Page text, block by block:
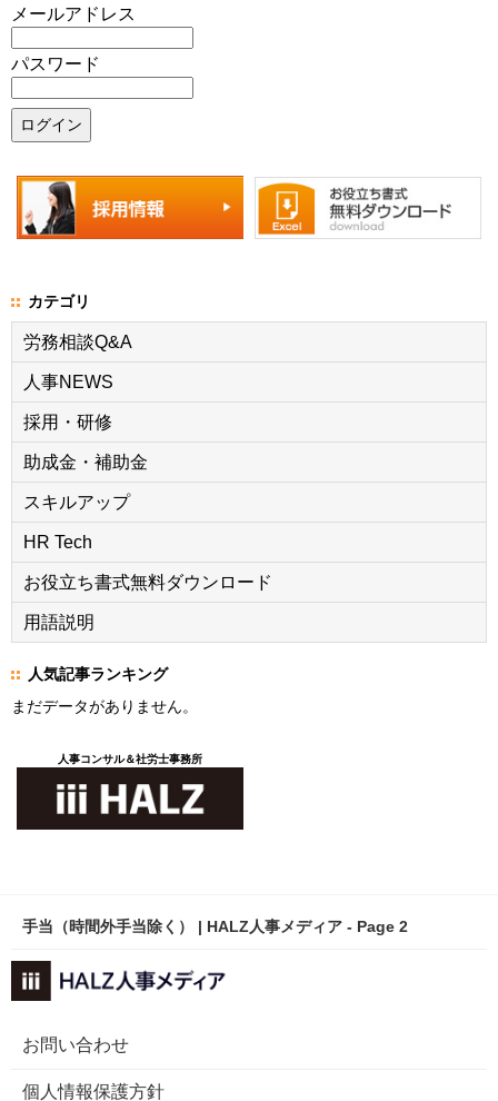
メールアドレス
パスワード
カテゴリ
労務相談Q&A
人事NEWS
採用・研修
助成金・補助金
スキルアップ
HR Tech
お役立ち書式無料ダウンロード
用語説明
人気記事ランキング
まだデータがありません。
人事コンサル＆社労士事務所
手当（時間外手当除く） | HALZ人事メディア - Page 2
お問い合わせ
個人情報保護方針